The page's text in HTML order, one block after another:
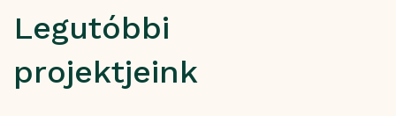
Legutóbbi
projektjeink